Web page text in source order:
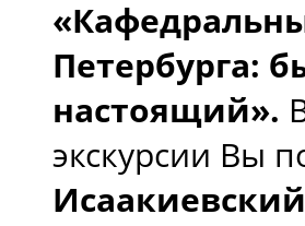
Петербурга:
настоящий».
экскурсии Вы